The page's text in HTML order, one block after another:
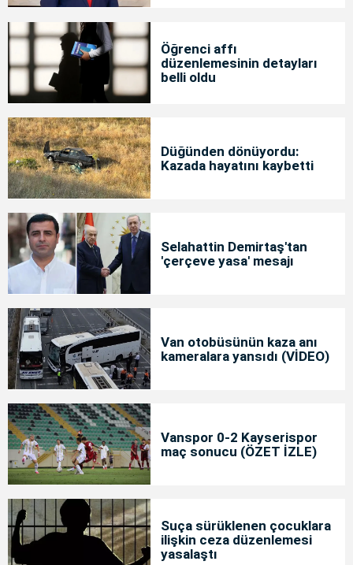
Öğrenci affı
düzenlemesinin detayları
belli oldu
Düğünden dönüyordu:
Kazada hayatını kaybetti
Selahattin Demirtaş'tan
'çerçeve yasa' mesajı
Van otobüsünün kaza anı
kameralara yansıdı (VİDEO)
Vanspor 0-2 Kayserispor
maç sonucu (ÖZET İZLE)
Suça sürüklenen çocuklara
ilişkin ceza düzenlemesi
yasalaştı